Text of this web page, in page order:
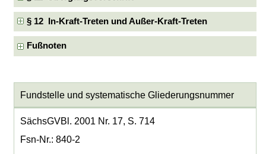
§ 12 In-Kraft-Treten und Außer-Kraft-Treten
Fußnoten
Fundstelle und systematische Gliederungsnummer
SächsGVBl. 2001 Nr. 17, S. 714
Fsn-Nr.: 840-2